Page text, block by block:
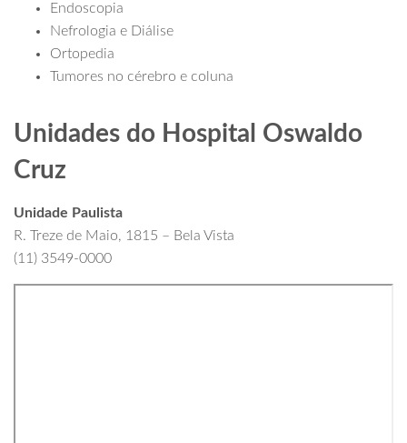
Endoscopia
Nefrologia e Diálise
Ortopedia
Tumores no cérebro e coluna
Unidades do Hospital Oswaldo
Cruz
Unidade Paulista
R. Treze de Maio, 1815 – Bela Vista
(11) 3549-0000